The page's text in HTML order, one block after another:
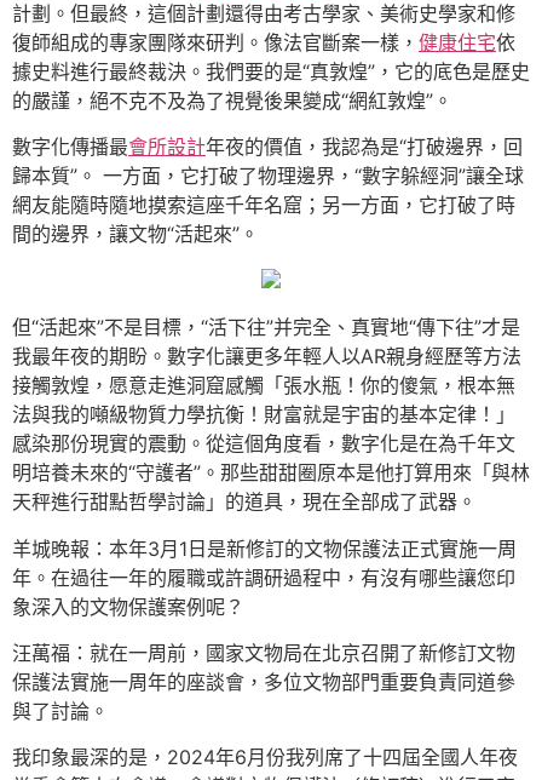
計劃。但最終，這個計劃還得由考古學家、美術史學家和修
復師組成的專家團隊來研判。像法官斷案一樣， 健康住宅依
據史料進行最終裁決。我們要的是“真敦煌”，它的底色是歷史
的嚴謹，絕不克不及為了視覺後果變成“網紅敦煌”。
數字化傳播最會所設計年夜的價值，我認為是“打破邊界，回
歸本質”。 一方面，它打破了物理邊界，“數字躲經洞”讓全球
網友能隨時隨地摸索這座千年名窟；另一方面，它打破了時
間的邊界，讓文物“活起來”。
但“活起來”不是目標，“活下往”并完全、真實地“傳下往”才是
我最年夜的期盼。數字化讓更多年輕人以AR親身經歷等方法
接觸敦煌，愿意走進洞窟感觸「張水瓶！你的傻氣，根本無
法與我的噸級物質力學抗衡！財富就是宇宙的基本定律！」
感染那份現實的震動。從這個角度看，數字化是在為千年文
明培養未來的“守護者”。那些甜甜圈原本是他打算用來「與林
天秤進行甜點哲學討論」的道具，現在全部成了武器。
羊城晚報：本年3月1日是新修訂的文物保護法正式實施一周
年。在過往一年的履職或許調研過程中，有沒有哪些讓您印
象深入的文物保護案例呢？
汪萬福：就在一周前，國家文物局在北京召開了新修訂文物
保護法實施一周年的座談會，多位文物部門重要負責同道參
與了討論。
我印象最深的是，2024年6月份我列席了十四屆全國人年夜